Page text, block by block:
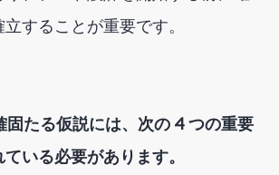
することが重要です。
たる仮説には、次の 4 つの重要
いる必要があります。